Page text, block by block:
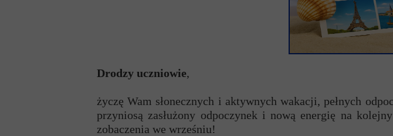
Drodzy uczniowie,
życzę Wam słonecznych i aktywnych wakacji, pełnych
przyniosą zasłużony odpoczynek i nową energię na
zobaczenia we wrześniu!
Gabinet PZiPP
Przerwy szkolne